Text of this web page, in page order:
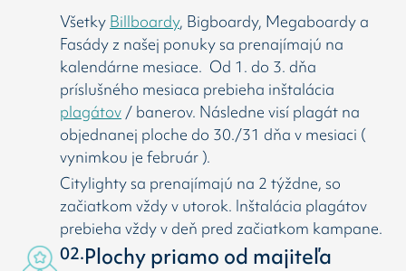
Všetky Billboardy, Bigboardy, Megaboardy a
Fasády z našej ponuky sa prenajímajú na
kalendárne mesiace. Od 1. do 3. dňa
príslušného mesiaca prebieha inštalácia
plagátov / banerov. Následne visí plagát na
objednanej ploche do 30./31 dňa v mesiaci (
vynimkou je február ).
Citylighty sa prenajímajú na 2 týždne, so
začiatkom vždy v utorok. Inštalácia plagátov
prebieha vždy v deň pred začiatkom kampane.
02.Plochy priamo od majiteľa